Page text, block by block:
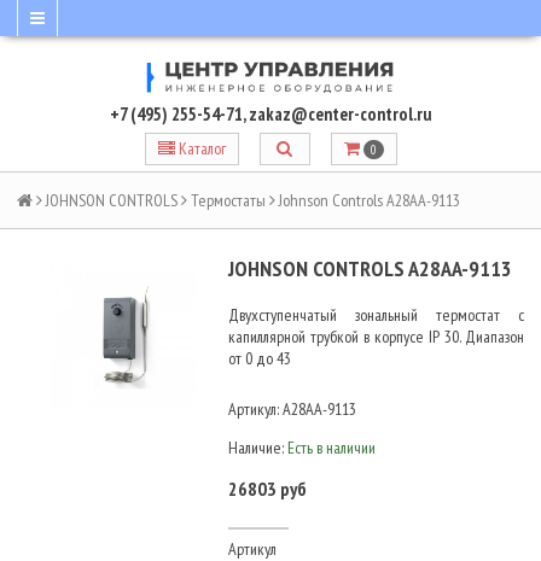
+7 (495) 255-54-71,zakaz@center-control.ru
Каталог 0
JOHNSON CONTROLS Термостаты Johnson Controls A28AA-9113
JOHNSON CONTROLS A28AA-9113
Двухступенчатый зональный термостат с
капиллярной трубкой в корпусе IP 30. Диапазон
от 0 до 43
Артикул:A28AA-9113
Наличие: Есть в наличии
26803 руб
Артикул